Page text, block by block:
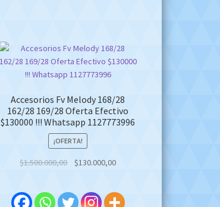
Accesorios Fv Melody 168/28
162/28 169/28 Oferta Efectivo
$130000 !!! Whatsapp 1127773996
¡OFERTA!
$1.500.000,00
Original
$1.500.000,00.
$130.000,00Current
$130.000,00.